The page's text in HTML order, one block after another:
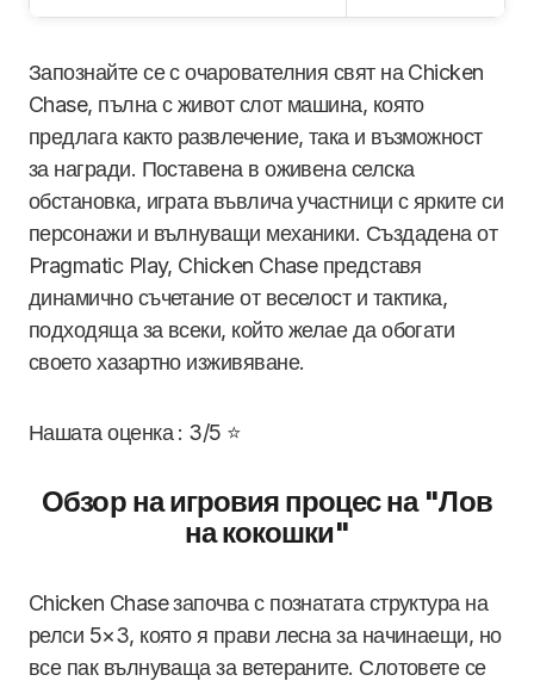
Запознайте се с очарователния свят на Chicken
Chase, пълна с живот слот машина, която
предлага както развлечение, така и възможност
за награди. Поставена в оживена селска
обстановка, играта въвлича участници с ярките си
персонажи и вълнуващи механики. Създадена от
Pragmatic Play, Chicken Chase представя
динамично съчетание от веселост и тактика,
подходяща за всеки, който желае да обогати
своето хазартно изживяване.
Нашата оценка : 3/5 ⭐
Обзор на игровия процес на "Лов
на кокошки"
Chicken Chase започва с познатата структура на
релси 5×3, която я прави лесна за начинаещи, но
все пак вълнуваща за ветераните. Слотовете се